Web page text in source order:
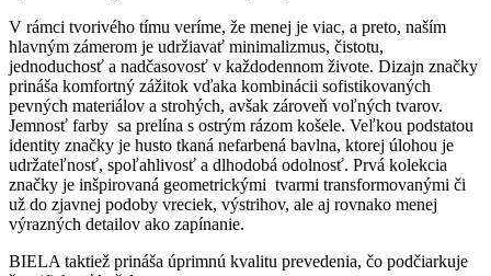
V rámci tvorivého tímu veríme, že menej je viac, a preto, naším
hlavným zámerom je udržiavať minimalizmus, čistotu,
jednoduchosť a nadčasovosť v každodennom živote. Dizajn značky
prináša komfortný zážitok vďaka kombinácii sofistikovaných
pevných materiálov a strohých, avšak zároveň voľných tvarov.
Jemnosť farby sa prelína s ostrým rázom košele. Veľkou podstatou
identity značky je husto tkaná nefarbená bavlna, ktorej úlohou je
udržateľnosť, spoľahlivosť a dlhodobá odolnosť. Prvá kolekcia
značky je inšpirovaná geometrickými tvarmi transformovanými či
už do zjavnej podoby vreciek, výstrihov, ale aj rovnako menej
výrazných detailov ako zapínanie.
BIELA taktiež prináša úprimnú kvalitu prevedenia, čo podčiarkuje